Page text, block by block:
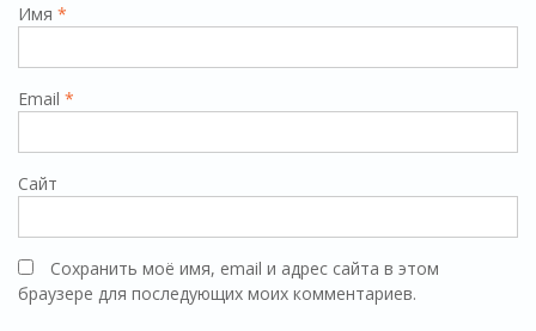
Имя *
Email *
Сайт
Сохранить моё имя, email и адрес сайта в этом
браузере для последующих моих комментариев.